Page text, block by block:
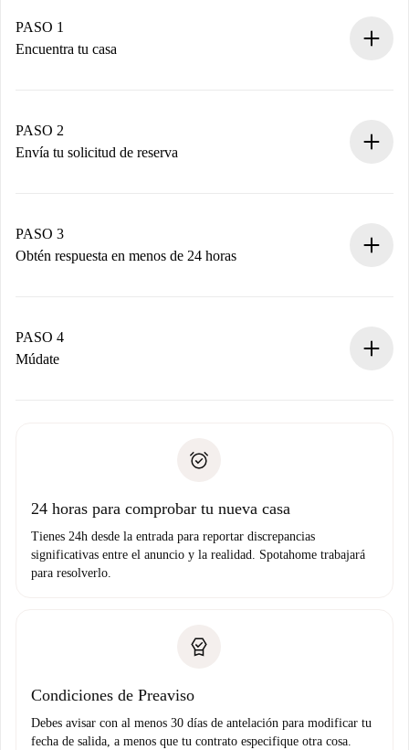
PASO 1
Encuentra tu casa
Tienes toda la información necesaria por adelantado.
PASO 2
Envía tu solicitud de reserva
propietario acepte.
PASO 3
Obtén respuesta en menos de 24 horas
contacto con el propietario.
Si es rechazada: No te haremos ningún cargo y te
Prueba de solvencia
PASO 4
Múdate
no nos comunicas ningún problema.
24 horas para comprobar tu nueva casa
Tienes 24h desde la entrada para reportar discrepancias
significativas entre el anuncio y la realidad. Spotahome trabajará
para resolverlo.
Condiciones de Preaviso
Debes avisar con al menos 30 días de antelación para modificar tu
fecha de salida, a menos que tu contrato especifique otra cosa.